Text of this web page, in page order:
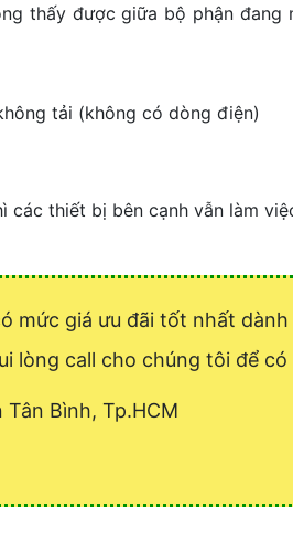
thấy được giữa bộ phận
tải (không có dòng điện)
thiết bị bên cạnh vẫn làm
mức giá ưu đãi tốt nhất
lòng call cho chúng tôi để có
Bình, Tp.HCM